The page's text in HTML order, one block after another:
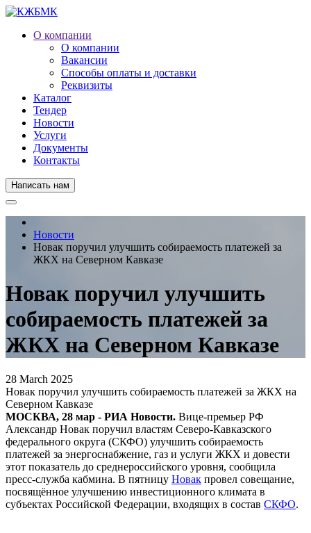
О компании
О компании
Вакансии
Способы оплаты и доставки
Реквизиты
Каталог
Тендер
Новости
Услуги
Документы
Контакты
Написать нам
Новости
Новак поручил улучшить собираемость платежей за
ЖКХ на Северном Кавказе
Новак поручил улучшить
собираемость платежей за
ЖКХ на Северном Кавказе
28 March 2025
Новак поручил улучшить собираемость платежей за ЖКХ на
Северном Кавказе
МОСКВА, 28 мар - РИА Новости. Вице-премьер РФ
Александр Новак поручил властям Северо-Кавказского
федерального округа (СКФО) улучшить собираемость
платежей за энергоснабжение, газ и услуги ЖКХ и довести
этот показатель до среднероссийского уровня, сообщила
пресс-служба кабмина. В пятницу Новак провел совещание,
посвящённое улучшению инвестиционного климата в
субъектах Российской Федерации, входящих в состав СКФО.